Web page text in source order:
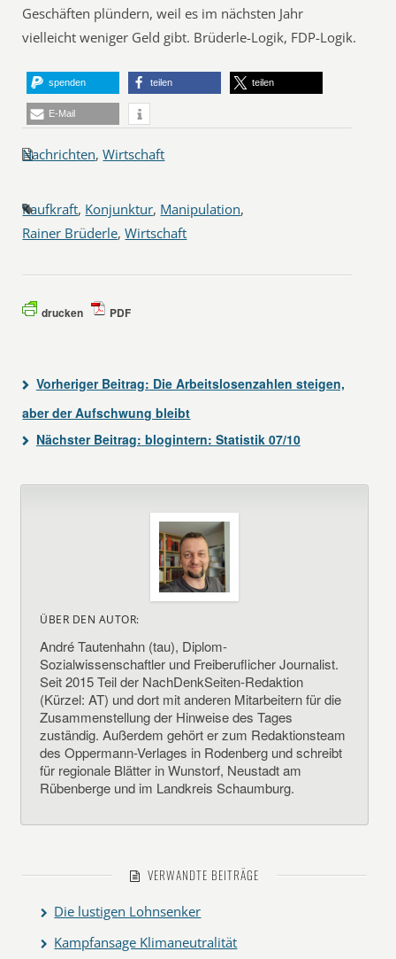
Geschäften plündern, weil es im nächsten Jahr
vielleicht weniger Geld gibt. Brüderle-Logik, FDP-Logik.
spenden teilen teilen
E-Mail
Nachrichten,Wirtschaft
Kaufkraft, Konjunktur, Manipulation,
Rainer Brüderle,Wirtschaft
drucken PDF
Vorheriger Beitrag: Die Arbeitslosenzahlen steigen,
aber der Aufschwung bleibt
Nächster Beitrag: blogintern: Statistik 07/10
ÜBER DEN AUTOR:
André Tautenhahn (tau), Diplom-
Sozialwissenschaftler und Freiberuflicher Journalist.
Seit 2015 Teil der NachDenkSeiten-Redaktion
(Kürzel: AT) und dort mit anderen Mitarbeitern für die
Zusammenstellung der Hinweise des Tages
zuständig. Außerdem gehört er zum Redaktionsteam
des Oppermann-Verlages in Rodenberg und schreibt
für regionale Blätter in Wunstorf, Neustadt am
Rübenberge und im Landkreis Schaumburg.
VERWANDTE BEITRÄGE
Die lustigen Lohnsenker
Kampfansage Klimaneutralität